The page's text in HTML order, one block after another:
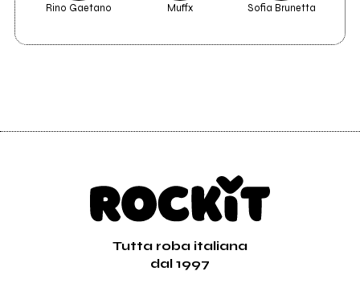
Rino Gaetano Muffx Sofia Brunetta
Tutta roba italiana
dal 1997